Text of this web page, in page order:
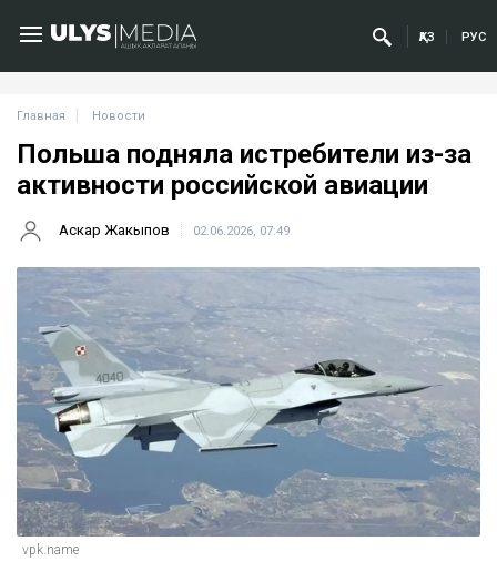
ҚАЗ РУС
Главная Новости
Польша подняла истребители из-за
активности российской авиации
Аскар Жакыпов 02.06.2026, 07:49
vpk.name